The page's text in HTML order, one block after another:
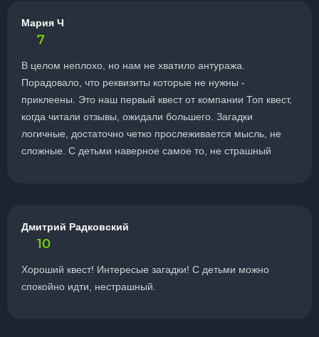
Мария Ч
7
В целом неплохо, но нам не хватило антуража.
Порадовало, что реквизиты которые не нужны -
приклеены. Это наш первый квест от компании Топ квест,
когда читали отзывы, ожидали большего. Загадки
логичные, достаточно четко прослеживается мысль, не
сложные. С детьми наверное самое то, не страшный
Дмитрий Радковский
10
Хороший квест! Интересые загадки! С детьми можно
спокойно идти, нестрашный.